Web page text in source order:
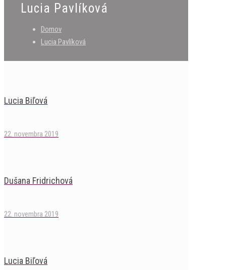
Lucia Pavlíková
Domov
Lucia Pavlíková
Lucia Biľová
22. novembra 2019
Dušana Fridrichová
22. novembra 2019
Lucia Biľová